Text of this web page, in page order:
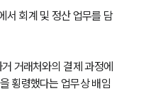
서 회계 및 정산 업무를 담
거래처와의 결제 과정에
횡령했다는 업무상 배임